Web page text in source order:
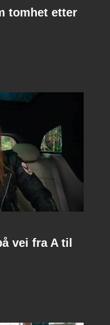
tomhet etter
vei fra A til